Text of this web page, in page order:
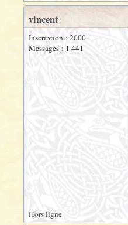
vincent
Inscription : 2000
Messages : 1 441
Hors ligne